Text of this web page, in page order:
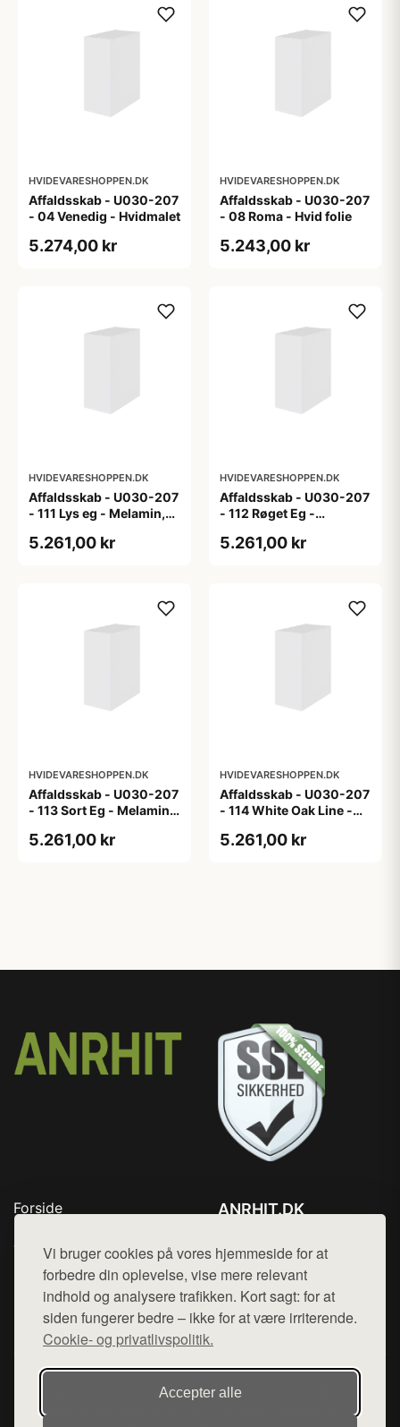
Vi bruger cookies på vores hjemmeside for at
forbedre din oplevelse, vise mere relevant
indhold og analysere trafikken. Kort sagt: for at
siden fungerer bedre – ikke for at være irriterende.
Cookie- og privatlivspolitik.
Accepter alle
HVIDEVARESHOPPEN.DK
Affaldsskab - U030-207
- 04 Venedig - Hvidmalet
5.274,00 kr
HVIDEVARESHOPPEN.DK
Affaldsskab - U030-207
- 08 Roma - Hvid folie
5.243,00 kr
HVIDEVARESHOPPEN.DK
Affaldsskab - U030-207
- 111 Lys eg - Melamin,
5.261,00 kr
HVIDEVARESHOPPEN.DK
Affaldsskab - U030-207
- 112 Røget Eg -
5.261,00 kr
HVIDEVARESHOPPEN.DK
Affaldsskab - U030-207
- 113 Sort Eg - Melamin,
5.261,00 kr
HVIDEVARESHOPPEN.DK
Affaldsskab - U030-207
- 114 White Oak Line -
5.261,00 kr
Forside
Top Rabatter
Blog
Kontakt
ANRHIT.DK
Mail: hej@want.dk
Cookie- og privatlivspolitik
Denne side er en del af want.dk, der udgiver en række
hjemmesider med præsentation af forskellige produkter fra